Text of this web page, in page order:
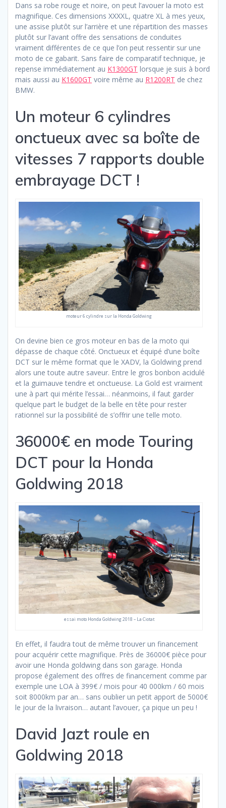
Dans sa robe rouge et noire, on peut l’avouer la moto est
magnifique. Ces dimensions XXXXL, quatre XL à mes yeux,
une assise plutôt sur l’arrière et une répartition des masses
plutôt sur l’avant offre des sensations de conduites
vraiment différentes de ce que l’on peut ressentir sur une
moto de ce gabarit. Sans faire de comparatif technique, je
repense immédiatement au K1300GT lorsque je suis à bord
mais aussi au K1600GT voire même au R1200RT de chez
BMW.
Un moteur 6 cylindres
onctueux avec sa boîte de
vitesses 7 rapports double
embrayage DCT !
moteur 6 cylindre sur la Honda Goldwing
On devine bien ce gros moteur en bas de la moto qui
dépasse de chaque côté. Onctueux et équipé d’une boîte
DCT sur le même format que le XADV, la Goldwing prend
alors une toute autre saveur. Entre le gros bonbon acidulé
et la guimauve tendre et onctueuse. La Gold est vraiment
une à part qui mérite l’essai… néanmoins, il faut garder
quelque part le budget de la belle en tête pour rester
rationnel sur la possibilité de s’offrir une telle moto.
36000€ en mode Touring
DCT pour la Honda
Goldwing 2018
essai moto Honda Goldwing 2018 – La Ciotat
En effet, il faudra tout de même trouver un financement
pour acquérir cette magnifique. Près de 36000€ pièce pour
avoir une Honda goldwing dans son garage. Honda
propose également des offres de financement comme par
exemple une LOA à 399€ / mois pour 40 000km / 60 mois
soit 8000km par an… sans oublier un petit apport de 5000€
le jour de la livraison… autant l’avouer, ça pique un peu !
David Jazt roule en
Goldwing 2018